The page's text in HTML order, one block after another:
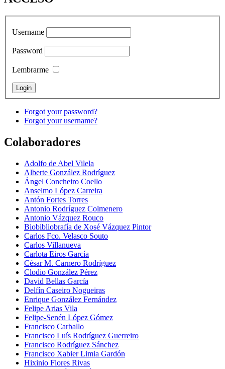
Username
Password
Lembrarme
Forgot your password?
Forgot your username?
Colaboradores
Adolfo de Abel Vilela
Alberte González Rodríguez
Ángel Concheiro Coello
Anselmo López Carreira
Antón Fortes Torres
Antonio Rodríguez Colmenero
Antonio Vázquez Rouco
Biobibliobrafía de Xosé Vázquez Pintor
Carlos Fco. Velasco Souto
Carlos Villanueva
Carlota Eiros García
César M. Carnero Rodríguez
Clodio González Pérez
David Bellas García
Delfín Caseiro Nogueiras
Enrique González Fernández
Felipe Arias Vila
Felipe-Senén López Gómez
Francisco Carballo
Francisco Luís Rodríguez Guerreiro
Francisco Rodríguez Sánchez
Francisco Xabier Limia Gardón
Hixinio Flores Rivas